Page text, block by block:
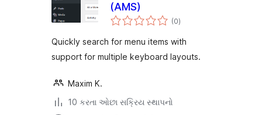
(AMS)
(0કુલ
રેટિંગ્સ
)
Quickly search for menu items with
support for multiple keyboard layouts.
Maxim K.
10 કરતા ઓછા સક્રિય સ્થાપનો